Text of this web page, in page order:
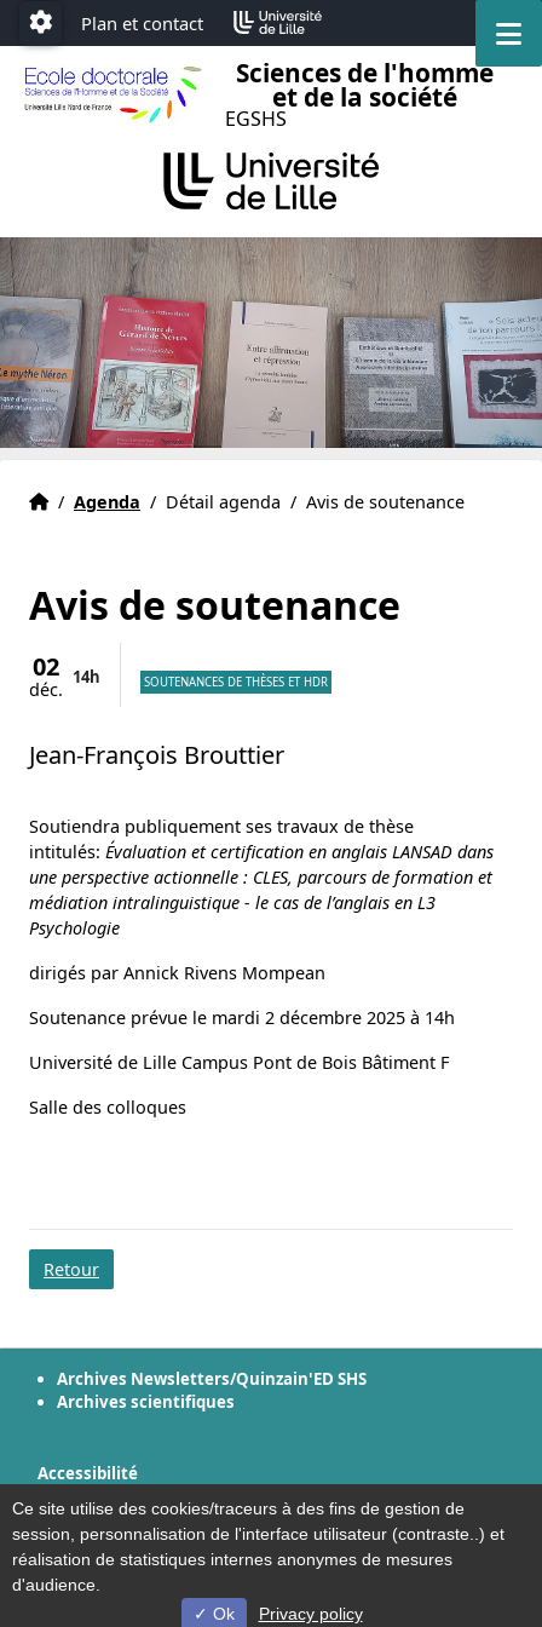
Accéder au menu principal
Accéder au contenu
Paramétrage
Plan et contact
Sciences de l'homme
et de la société
EGSHS
Accueil
Accueil
/ Agenda / Détail agenda / Avis de soutenance
Avis de soutenance
02
déc.
14h SOUTENANCES DE THÈSES ET HDR
Jean-François Brouttier
Soutiendra publiquement ses travaux de thèse
intitulés: Évaluation et certification en anglais LANSAD dans
une perspective actionnelle : CLES, parcours de formation et
médiation intralinguistique - le cas de l’anglais en L3
Psychologie
dirigés par Annick Rivens Mompean
Soutenance prévue le mardi 2 décembre 2025 à 14h
Université de Lille Campus Pont de Bois Bâtiment F
Salle des colloques
Retour
Archives Newsletters/Quinzain'ED SHS
Archives scientifiques
Accessibilité
Mentions légales
Plan et contact
© Université de Lille - 2022
Ce site utilise des cookies/traceurs à des fins de gestion de
session, personnalisation de l'interface utilisateur (contraste..) et
réalisation de statistiques internes anonymes de mesures
d'audience.
Ok
Privacy policy